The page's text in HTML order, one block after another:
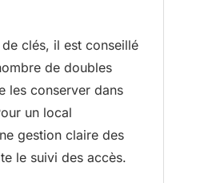
clés, il est conseillé
de doubles
les conserver dans
un local
gestion claire des
le suivi des accès.